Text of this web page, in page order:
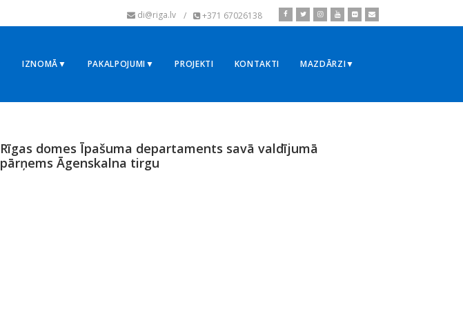
di@riga.lv / +371 67026138
IZNOMĀ▼ PAKALPOJUMI▼ PROJEKTI KONTAKTI MAZDĀRZI▼
Rīgas domes Īpašuma departaments savā valdījumā
pārņems Āgenskalna tirgu